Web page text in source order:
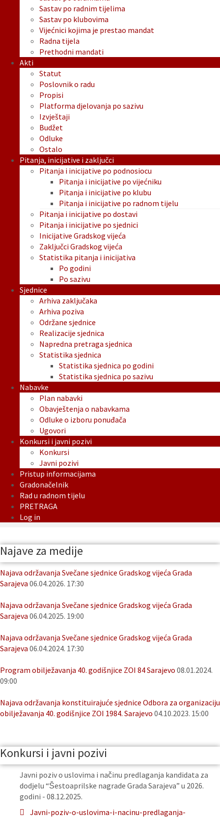
Sastav po radnim tijelima
Sastav po klubovima
Vijećnici kojima je prestao mandat
Radna tijela
Prethodni mandati
Akti
Statut
Poslovnik o radu
Propisi
Platforma djelovanja po sazivu
Izvještaji
Budžet
Odluke
Ostalo
Pitanja, inicijative i zaključci
Pitanja i inicijative po podnosiocu
Pitanja i inicijative po vijećniku
Pitanja i inicijative po klubu
Pitanja i inicijative po radnom tijelu
Pitanja i inicijative po dostavi
Pitanja i inicijative po sjednici
Inicijative Gradskog vijeća
Zaključci Gradskog vijeća
Statistika pitanja i inicijativa
Po godini
Po sazivu
Sjednice
Arhiva zaključaka
Arhiva poziva
Održane sjednice
Realizacije sjednica
Napredna pretraga sjednica
Statistika sjednica
Statistika sjednica po godini
Statistika sjednica po sazivu
Nabavke
Plan nabavki
Obavještenja o nabavkama
Odluke o izboru ponuđača
Ugovori
Konkursi i javni pozivi
Konkursi
Javni pozivi
Pristup informacijama
Gradonačelnik
Rad u radnom tijelu
PRETRAGA
Log in
Najave za medije
Najava održavanja Svečane sjednice Gradskog vijeća Grada
Sarajeva 06.04.2026. 17:30
Najava održavanja Svečane sjednice Gradskog vijeća Grada
Sarajeva 06.04.2025. 19:00
Najava održavanja Svečane sjednice Gradskog vijeća Grada
Sarajeva 06.04.2024. 17:30
Program obilježavanja 40. godišnjice ZOI 84 Sarajevo 08.01.2024.
09:00
Najava održavanja konstituirajuće sjednice Odbora za organizaciju
obilježavanja 40. godišnjice ZOI 1984. Sarajevo 04.10.2023. 15:00
Konkursi i javni pozivi
Javni poziv o uslovima i načinu predlaganja kandidata za
dodjelu “Šestoaprilske nagrade Grada Sarajeva” u 2026.
godini - 08.12.2025.
Javni-poziv-o-uslovima-i-nacinu-predlaganja-